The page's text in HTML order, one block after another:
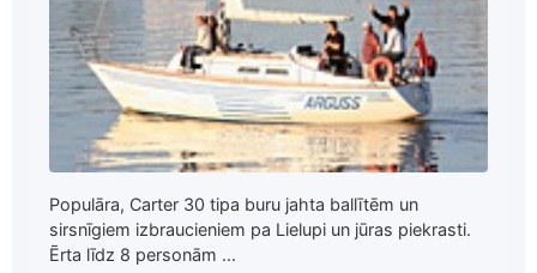
Populāra, Carter 30 tipa buru jahta ballītēm un
sirsnīgiem izbraucieniem pa Lielupi un jūras piekrasti.
Ērta līdz 8 personām ...